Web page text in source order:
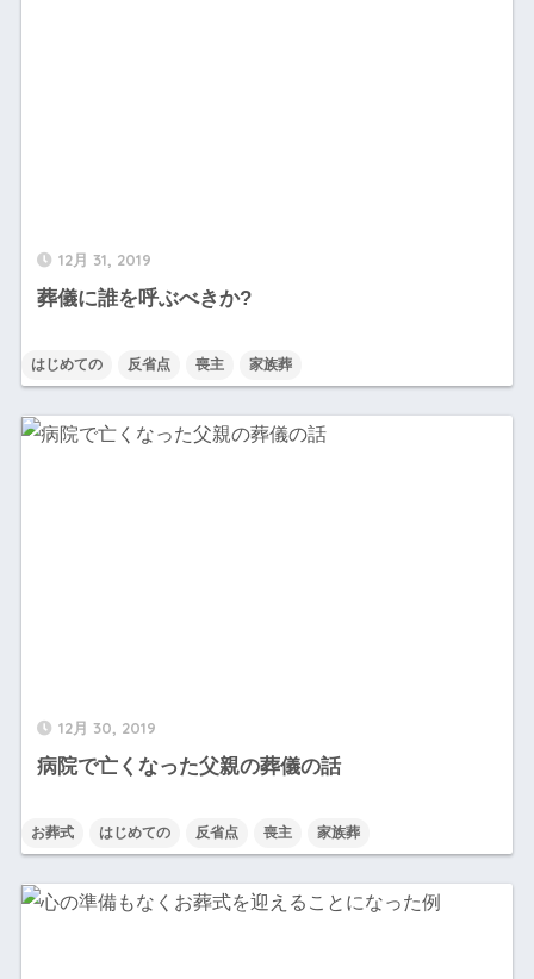
12月 31, 2019
葬儀に誰を呼ぶべきか?
はじめての 反省点 喪主 家族葬
12月 30, 2019
病院で亡くなった父親の葬儀の話
お葬式 はじめての 反省点 喪主 家族葬